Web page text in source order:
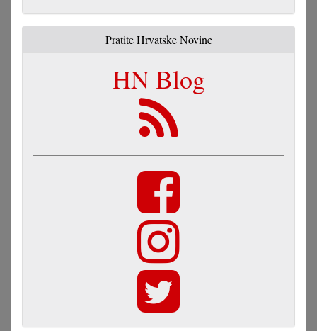
Pratite Hrvatske Novine
HN Blog